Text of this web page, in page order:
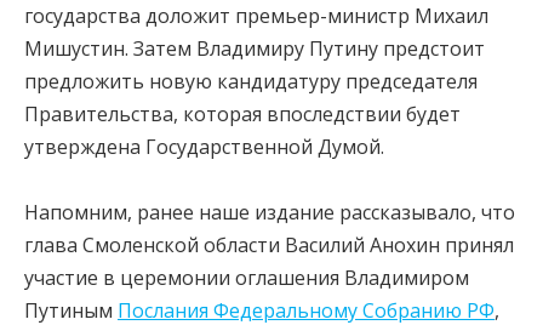
государства доложит премьер-министр Михаил
Мишустин. Затем Владимиру Путину предстоит
предложить новую кандидатуру председателя
Правительства, которая впоследствии будет
утверждена Государственной Думой.
Напомним, ранее наше издание рассказывало, что
глава Смоленской области Василий Анохин принял
участие в церемонии оглашения Владимиром
Путиным Послания Федеральному Собранию РФ,